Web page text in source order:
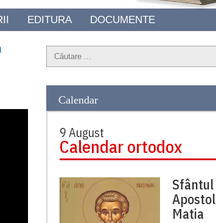
EDITURA DOCUMENTE
Calendar
9 August
Calendar ortodox
Sfântul
Apostol
Matia